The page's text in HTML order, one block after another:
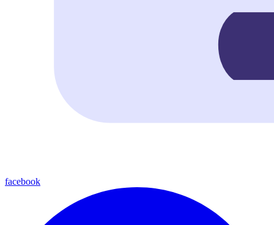
facebook